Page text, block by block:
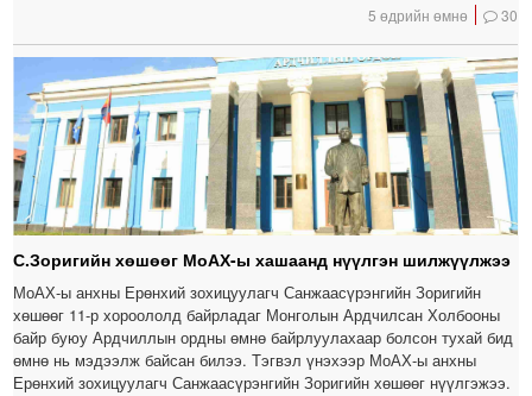
5 өдрийн өмнө 30
С.Зоригийн хөшөөг МоАХ-ы хашаанд нүүлгэн шилжүүлжээ
МоАХ-ы анхны Ерөнхий зохицуулагч Санжаасүрэнгийн Зоригийн
хөшөөг 11-р хороололд байрладаг Монголын Ардчилсан Холбооны
байр буюу Ардчиллын ордны өмнө байрлуулахаар болсон тухай бид
өмнө нь мэдээлж байсан билээ. Тэгвэл үнэхээр МоАХ-ы анхны
Ерөнхий зохицуулагч Санжаасүрэнгийн Зоригийн хөшөөг нүүлгэжээ.